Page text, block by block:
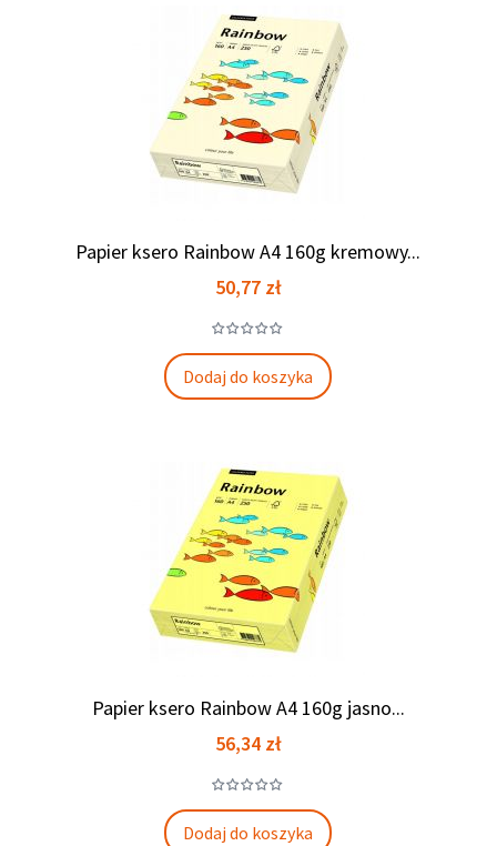
Papier ksero Rainbow A4 160g kremowy...
Cena
50,77 zł
Dodaj do koszyka
Papier ksero Rainbow A4 160g jasno...
Cena
56,34 zł
Dodaj do koszyka